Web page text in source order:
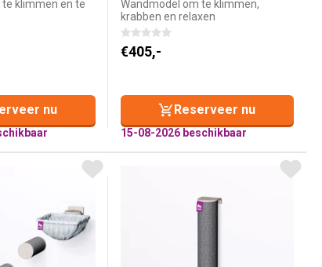
klimmen en te
nu
Wandmodel om te klimmen,
krabben en relaxen
€405,-
15-08-2026 beschikbaar
Reserveer nu